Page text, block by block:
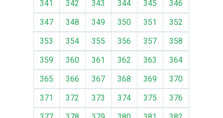
341
342 343 344 345
346
347
348 349 350 351
352
353
354 355 356 357
358
359
360 361 362 363
364
365
366 367 368 369
370
371
372 373 374 375
376